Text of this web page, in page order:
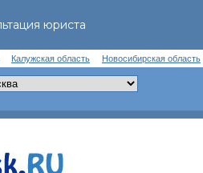
Калужская область Новосибирская область